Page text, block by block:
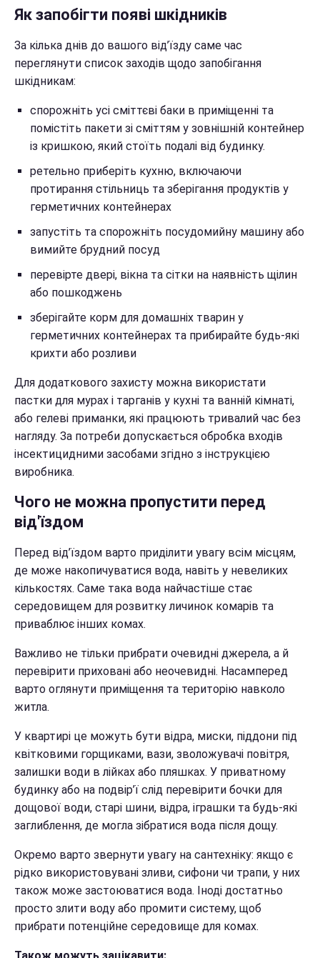
Як запобігти появі шкідників
За кілька днів до вашого від’їзду саме час
переглянути список заходів щодо запобігання
шкідникам:
спорожніть усі сміттєві баки в приміщенні та
помістіть пакети зі сміттям у зовнішній контейнер
із кришкою, який стоїть подалі від будинку.
ретельно приберіть кухню, включаючи
протирання стільниць та зберігання продуктів у
герметичних контейнерах
запустіть та спорожніть посудомийну машину або
вимийте брудний посуд
перевірте двері, вікна та сітки на наявність щілин
або пошкоджень
зберігайте корм для домашніх тварин у
герметичних контейнерах та прибирайте будь-які
крихти або розливи
Для додаткового захисту можна використати
пастки для мурах і тарганів у кухні та ванній кімнаті,
або гелеві приманки, які працюють тривалий час без
нагляду. За потреби допускається обробка входів
інсектицидними засобами згідно з інструкцією
виробника.
Чого не можна пропустити перед
від'їздом
Перед від’їздом варто приділити увагу всім місцям,
де може накопичуватися вода, навіть у невеликих
кількостях. Саме така вода найчастіше стає
середовищем для розвитку личинок комарів та
приваблює інших комах.
Важливо не тільки прибрати очевидні джерела, а й
перевірити приховані або неочевидні. Насамперед
варто оглянути приміщення та територію навколо
житла.
У квартирі це можуть бути відра, миски, піддони під
квітковими горщиками, вази, зволожувачі повітря,
залишки води в лійках або пляшках. У приватному
будинку або на подвір’ї слід перевірити бочки для
дощової води, старі шини, відра, іграшки та будь-які
заглиблення, де могла зібратися вода після дощу.
Окремо варто звернути увагу на сантехніку: якщо є
рідко використовувані зливи, сифони чи трапи, у них
також може застоюватися вода. Іноді достатньо
просто злити воду або промити систему, щоб
прибрати потенційне середовище для комах.